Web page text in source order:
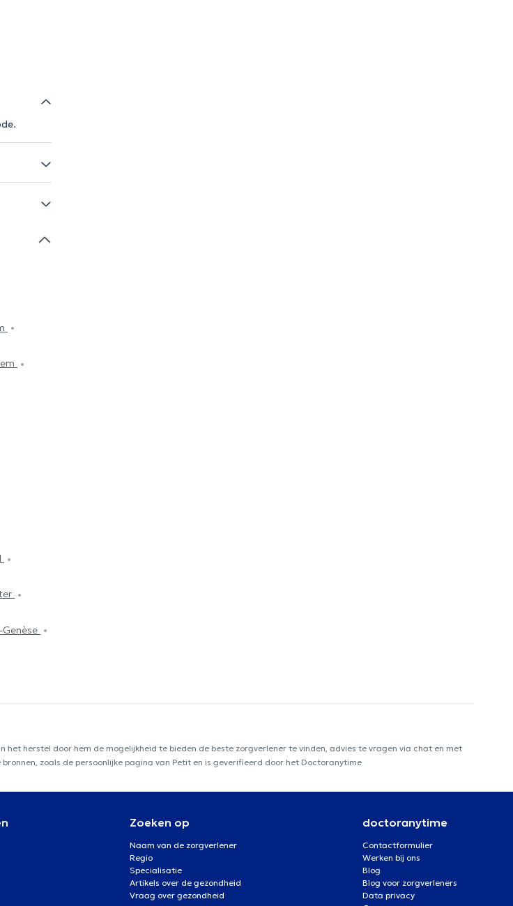
herstel door hem de mogelijkheid te bieden de beste zorgverlener te vinden, advies te vragen via chat en met
zoals de persoonlijke pagina van Petit en is geverifieerd door het Doctoranytime
Zoeken op
Naam van de zorgverlener
Regio
Specialisatie
Artikels over de gezondheid
Vraag over gezondheid
doctoranytime
Contactformulier
Werken bij ons
Blog
Blog voor zorgverleners
Data privacy